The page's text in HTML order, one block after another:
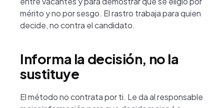
mérito y no por sesgo. El rastro trabaja para quien
decide, no contra el candidato.
Informa la decisión, no la
sustituye
El método no contrata por ti. Le da al responsable